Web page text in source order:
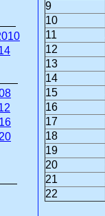
9
10
11
12
13
14
15
16
17
18
19
20
21
22